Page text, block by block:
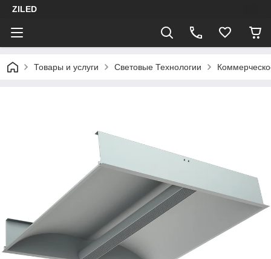
ZILED
Товары и услуги Световые Технологии